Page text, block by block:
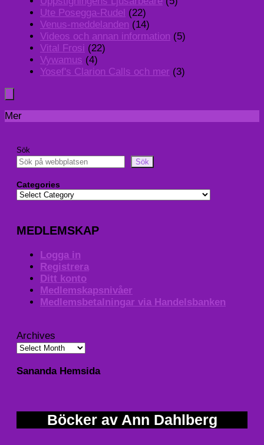
Ute Posegga-Rudel (22)
Venus-meddelanden (14)
Videos och annan information (5)
Vital Frosi (22)
Vywamus (4)
Yosef's Clarion Calls och mer (3)
Mer
Sök
Sök
Categories
MEDLEMSKAP
Logga in
Registrera
Ditt konto
Medlemskapsnivåer
Medlemsbetalningar via Handelsbanken
Archives
Sananda Hemsida
Böcker av Ann Dahlberg